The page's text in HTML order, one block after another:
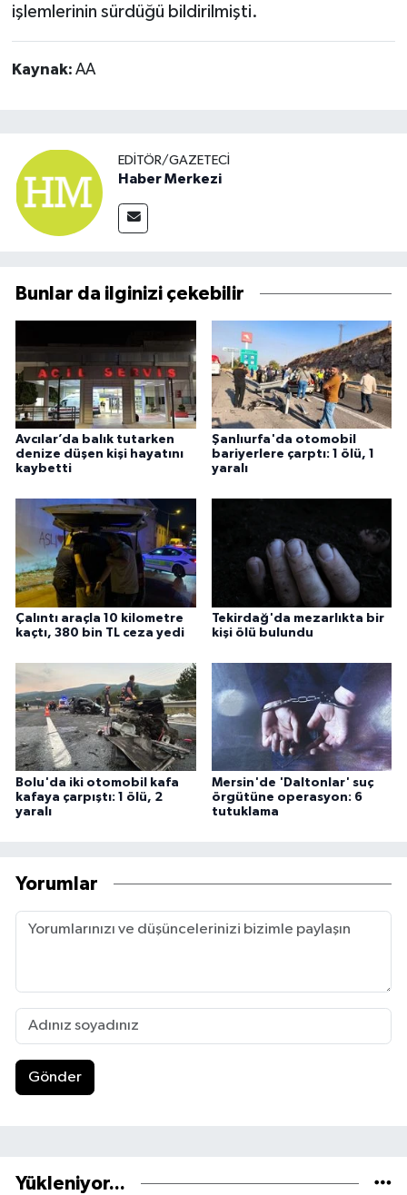
işlemlerinin sürdüğü bildirilmişti.
Kaynak: AA
EDITÖR/GAZETECI
Haber Merkezi
Bunlar da ilginizi çekebilir
Avcılar’da balık tutarken
denize düşen kişi hayatını
kaybetti
Şanlıurfa'da otomobil
bariyerlere çarptı: 1 ölü, 1
yaralı
Çalıntı araçla 10 kilometre
kaçtı, 380 bin TL ceza yedi
Tekirdağ'da mezarlıkta bir
kişi ölü bulundu
Bolu'da iki otomobil kafa
kafaya çarpıştı: 1 ölü, 2
yaralı
Mersin'de 'Daltonlar' suç
örgütüne operasyon: 6
tutuklama
Yorumlar
Gönder
Yükleniyor...